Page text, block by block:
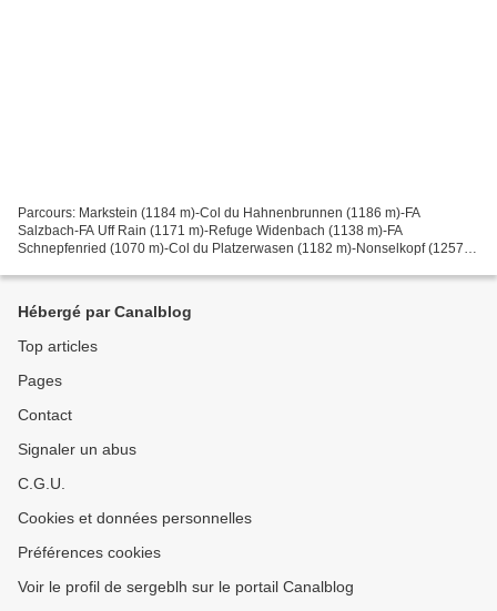
Parcours: Markstein (1184 m)-Col du Hahnenbrunnen (1186 m)-FA
Salzbach-FA Uff Rain (1171 m)-Refuge Widenbach (1138 m)-FA
Schnepfenried (1070 m)-Col du Platzerwasen (1182 m)-Nonselkopf (1257
Hébergé par Canalblog
Top articles
Pages
Contact
Signaler un abus
C.G.U.
Cookies et données personnelles
Préférences cookies
Voir le profil de sergeblh sur le portail Canalblog